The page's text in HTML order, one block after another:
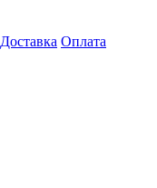
Доставка Оплата